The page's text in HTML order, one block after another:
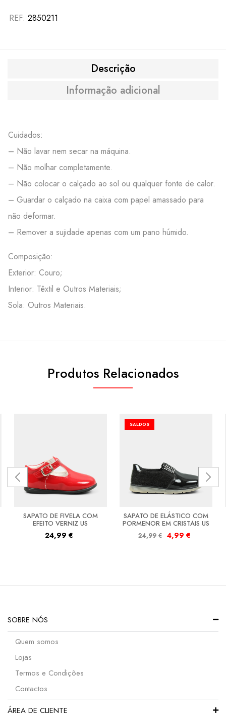
REF: 2850211
Descrição
Informação adicional
Cuidados:
– Não lavar nem secar na máquina.
– Não molhar completamente.
– Não colocar o calçado ao sol ou qualquer fonte de calor.
– Guardar o calçado na caixa com papel amassado para
não deformar.
– Remover a sujidade apenas com um pano húmido.
Composição:
Exterior: Couro;
Interior: Têxtil e Outros Materiais;
Sola: Outros Materiais.
Produtos Relacionados
SAPATO DE FIVELA COM
EFEITO VERNIZ US
24,99 €
SALDOS
SAPATO DE ELÁSTICO COM
PORMENOR EM CRISTAIS US
24,99€ 4,99 €
SOBRE NÓS
Quem somos
Lojas
Termos e Condições
Contactos
ÁREA DE CLIENTE